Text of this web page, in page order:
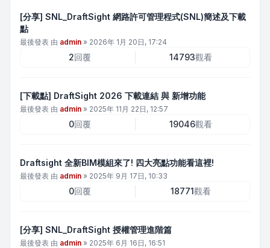
[分享] SNL_DraftSight 網路許可管理程式(SNL)簡述及下載
點
最後發表 由 admin » 2026年 1月 20日, 17:24
2回覆 14793觀看
[下載點] DraftSight 2026 下載連結 與 新增功能
最後發表 由 admin » 2025年 11月 22日, 12:57
0回覆 19046觀看
Draftsight 全新BIM模組來了! 四大亮點功能看這裡!
最後發表 由 admin » 2025年 9月 17日, 10:33
0回覆 18771觀看
[分享] SNL_DraftSight 授權管理進階篇
最後發表 由 admin » 2025年 6月 16日, 16:51